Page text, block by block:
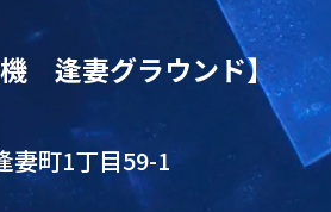
機 逢妻グラウンド】
妻町1丁目59-1